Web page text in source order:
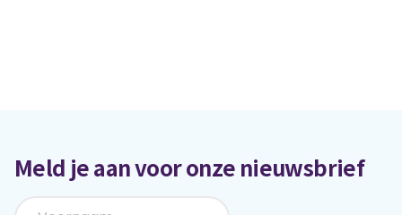
Meld je aan voor onze nieuwsbrief